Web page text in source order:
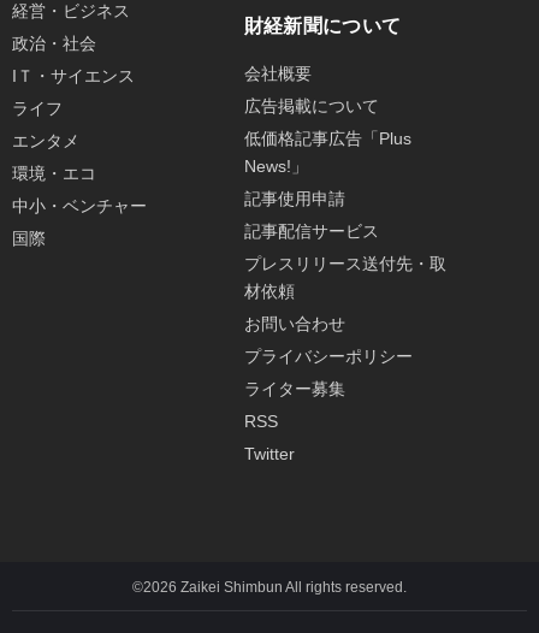
経営・ビジネス
政治・社会
IＴ・サイエンス
ライフ
エンタメ
環境・エコ
中小・ベンチャー
国際
財経新聞について
会社概要
広告掲載について
低価格記事広告「Plus
News!」
記事使用申請
記事配信サービス
プレスリリース送付先・取
材依頼
お問い合わせ
プライバシーポリシー
ライター募集
RSS
Twitter
©2026 Zaikei Shimbun All rights reserved.